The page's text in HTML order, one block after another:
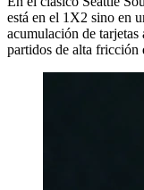
está en el 1X2 sino en
acumulación de
partidos de alta fricción